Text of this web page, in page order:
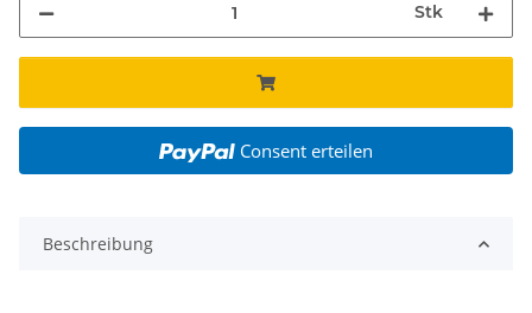
Stk
Consent erteilen
Beschreibung